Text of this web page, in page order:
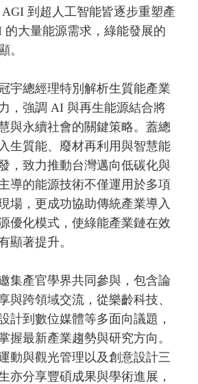
到超人工智能皆逐步重塑產
大量能源需求，綠能發展的
。
總經理特別解析生質能產業
，強調 AI 與再生能源結合將
與永續社會的關鍵策略。蓋總
生質能、廢材再利用與智慧能
，致力推動台灣邁向低碳化與
導的能源技術不僅運用於多項
場，更成功協助傳統產業導入
優化模式，使綠能產業鏈在效
顯著提升。
產官學界共同參與，包含論
與跨領域交流，從樂齡科技、
計到數位媒體等多面向議題，
握最新產業趨勢與研究方向。
動與觀光管理以及創意設計三
亦分享豐碩成果與學術進展，